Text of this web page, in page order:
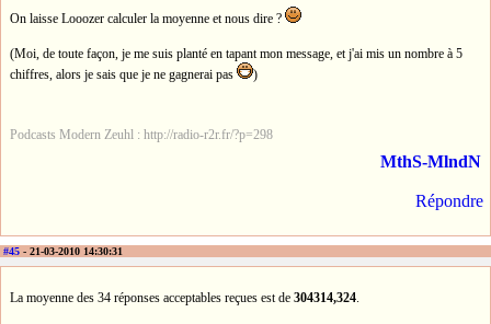
On laisse Looozer calculer la moyenne et nous dire ?
(Moi, de toute façon, je me suis planté en tapant mon message, et j'ai mis un nombre à 5
chiffres, alors je sais que je ne gagnerai pas
)
Podcasts Modern Zeuhl : http://radio-r2r.fr/?p=298
MthS-MlndN
Répondre
#45 - 21-03-2010 14:30:31
La moyenne des 34 réponses acceptables reçues est de 304314,324.